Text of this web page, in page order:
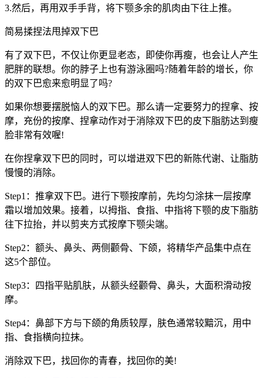
3.然后，再用双手手背，将下颚多余的肌肉由下往上推。
简易揉捏法甩掉双下巴
有了双下巴，不仅让你更显老态，即使你再瘦，也会让人产生
肥胖的联想。你的脖子上也有游泳圈吗?随着年龄的增长，你
的双下巴愈来愈明显了吗?
如果你想要摆脱恼人的双下巴。那么请一定要努力的捏拿、按
摩，充份的按摩、捏拿动作对于消除双下巴的皮下脂肪达到瘦
脸非常有效喔!
在你捏拿双下巴的同时，可以增进双下巴的新陈代谢、让脂肪
慢慢的消除。
Step1：推拿双下巴。进行下颚按摩前，先均匀涂抹一层按摩
霜以增加效果。接着，以拇指、食指、中指将下颚的皮下脂肪
往下拉抬，并以剪夹方式按摩下颚尖端。
Step2：额头、鼻头、两侧颧骨、下颌，将精华产品集中点在
这5个部位。
Step3：四指平贴肌肤，从额头经颧骨、鼻头，大面积滑动按
摩。
Step4：鼻部下方与下颌的角质较厚，肤色通常较黯沉，用中
指、食指横向拉抹。
消除双下巴，找回你的青春，找回你的美!